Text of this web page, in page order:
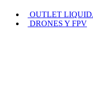
OUTLET
DRONES Y FPV